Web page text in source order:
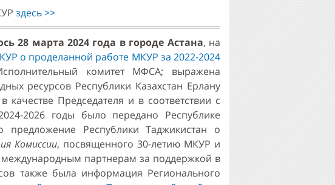
здесь >>
28 марта 2024 года в городе Астана, на
о проделанной работе МКУР за 2022-2024
комитет МФСА; выражена
ресурсов Республики Казахстан Ерлану
Председателя и в соответствии с
2026 годы было передано Республике
Республики Таджикистан о
Комиссии, посвященного 30-летию МКУР и
партнерам за поддержкой в
также была информация Регионального